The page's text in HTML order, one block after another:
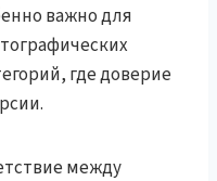
важно для
где доверие
между